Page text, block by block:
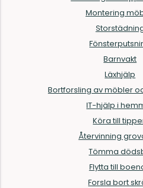
Montering
Barnvakt
Läxhjälp
Bortforsling av möbler
IT-hjälp i
Köra till
Återvinning
Tömma
Flytta till
Forsla bort